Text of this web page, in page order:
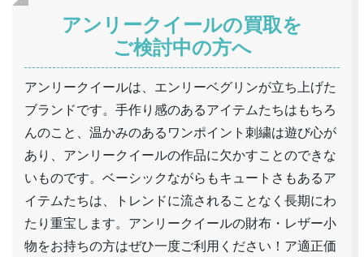
アンリークイールの買取を
ご検討中の方へ
アンリークイールは、エンリーベグリンが立ち上げた
ブランドです。手作り感のあるアイテムたちはもちろ
んのこと、温かみのあるワンポイント刺繍は遊び心が
あり、アンリークイールの作品に欠かすことのできな
いものです。ベーシックながらもキュートさもあるア
イテムたちは、トレンドに流されることなく長期にわ
たり重宝します。アンリークイールの財布・レザー小
物をお持ちの方はぜひ一度ご利用ください！ア適正価